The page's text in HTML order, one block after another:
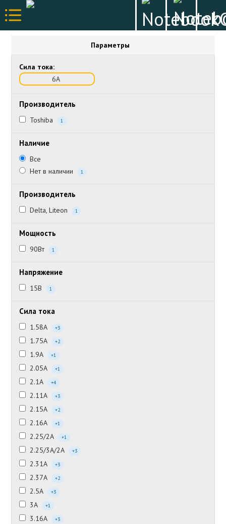
Параметры
Сила тока:
6А
Производитель
Toshiba 1
Наличие
Все
Нет в наличии
1
Производитель
Delta, Liteon 1
Мощность
90Вт 1
Напряжение
15В 1
Сила тока
1.58А +3
1.75А +2
1.9А +1
2.05А +1
2.1А +4
2.11А +3
2.15А +2
2.16А +1
2.25/2А +1
2.25/3А/2А +3
2.31А +3
2.37А +2
2.5А +3
3А +1
3.16А +3